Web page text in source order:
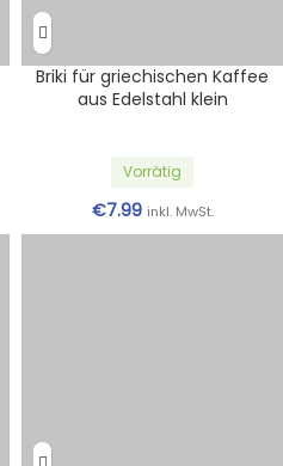
Briki für griechischen Kaffee
aus Edelstahl klein
Vorrätig
€7.99 inkl. MwSt.